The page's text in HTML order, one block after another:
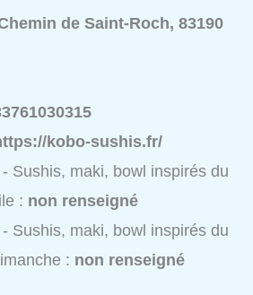
de Saint-Roch, 83190
kobo-sushis.fr/
Sushis, maki, bowl inspirés du
: non renseigné
Sushis, maki, bowl inspirés du
: non renseigné